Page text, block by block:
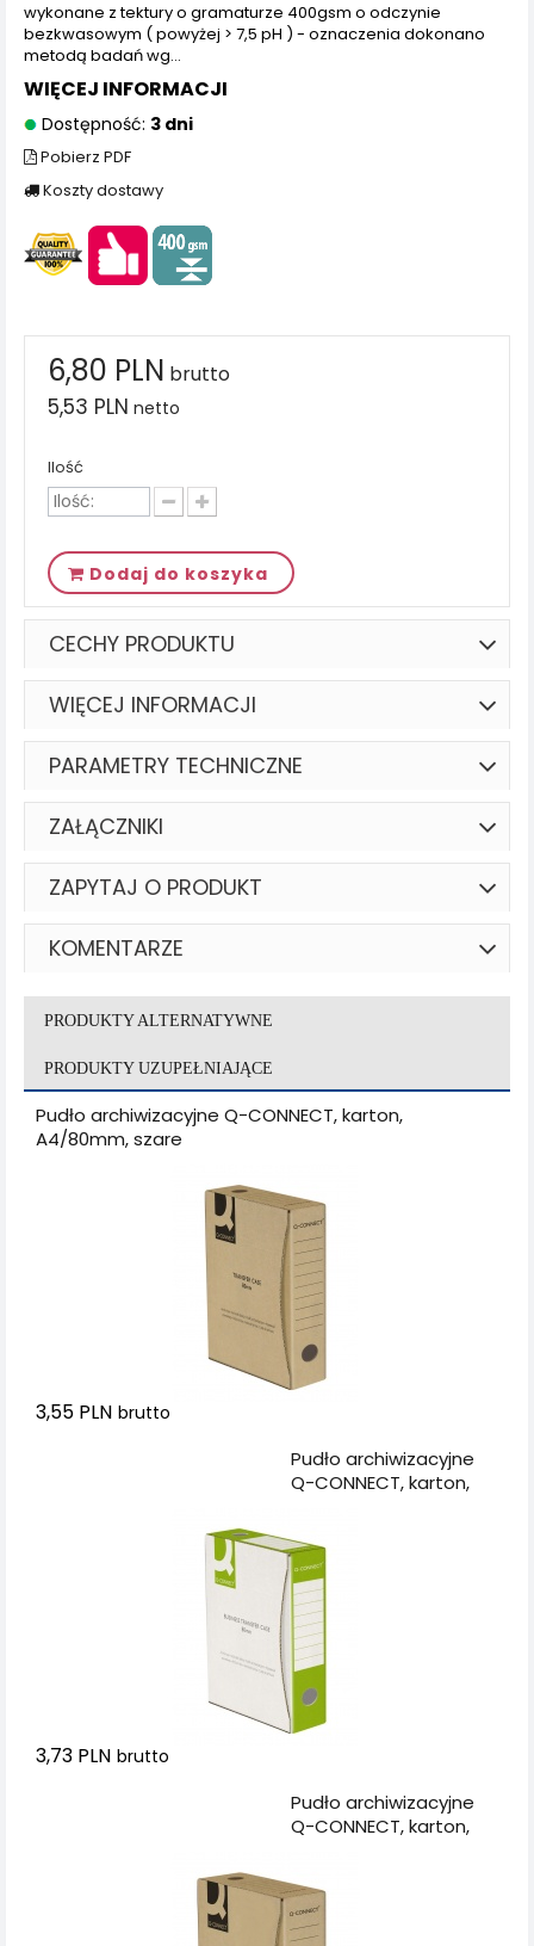
wykonane z tektury o gramaturze 400gsm o odczynie
bezkwasowym ( powyżej > 7,5 pH ) - oznaczenia dokonano
metodą badań wg...
WIĘCEJ INFORMACJI
Dostępność: 3 dni
Pobierz PDF
Koszty dostawy
6,80 PLN brutto
5,53 PLN netto
Ilość
Dodaj do koszyka
CECHY PRODUKTU
WIĘCEJ INFORMACJI
PARAMETRY TECHNICZNE
ZAŁĄCZNIKI
ZAPYTAJ O PRODUKT
KOMENTARZE
PRODUKTY ALTERNATYWNE
PRODUKTY UZUPEŁNIAJĄCE
Pudło archiwizacyjne Q-CONNECT, karton,
A4/80mm, szare
3,55 PLN brutto
Pudło archiwizacyjne
Q-CONNECT, karton,
3,73 PLN brutto
Pudło archiwizacyjne
Q-CONNECT, karton,